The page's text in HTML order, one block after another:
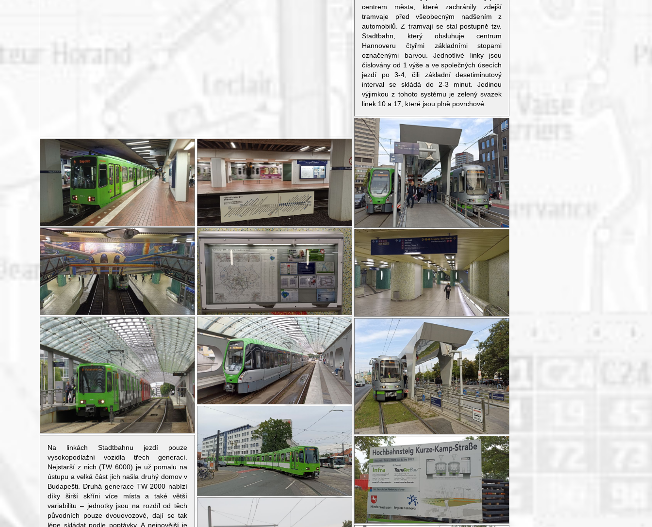
centrem města, které zachránily zdejší
tramvaje před všeobecným nadšením z
automobilů. Z tramvají se stal postupně tzv.
Stadtbahn, který obsluhuje centrum
Hannoveru čtyřmi základními stopami
označenými barvou. Jednotlivé linky jsou
číslovány od 1 výše a ve společných úsecích
jezdí po 3-4, čili základní desetiminutový
interval se skládá do 2-3 minut. Jedinou
výjimkou z tohoto systému je zelený svazek
linek 10 a 17, které jsou plně povrchové.
Na linkách Stadtbahnu jezdí pouze
vysokopodlažní vozidla třech generací.
Nejstarší z nich (TW 6000) je už pomalu na
ústupu a velká část jich našla druhý domov v
Budapešti. Druhá generace TW 2000 nabízí
díky širší skříni více místa a také větší
variabilitu – jednotky jsou na rozdíl od těch
původních pouze dvouovozové, dají se tak
lépe skládat podle poptávky. A nejnovější je